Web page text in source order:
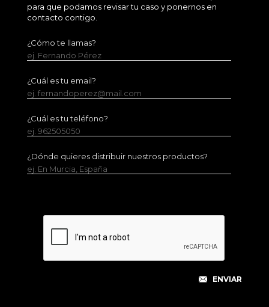
para que podamos revisar tu caso y ponernos en
contacto contigo.
¿Cómo te llamas?
ej. Fernando Pérez
¿Cuál es tu email?
ej. fernandoperez@mail.com
¿Cuál es tu teléfono?
ej. 962505050
¿Dónde quieres distribuir nuestros productos?
ej. En Murcia, España